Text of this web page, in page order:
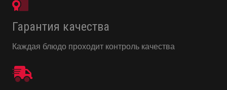
Гарантия качества
Каждая блюдо проходит контроль качества